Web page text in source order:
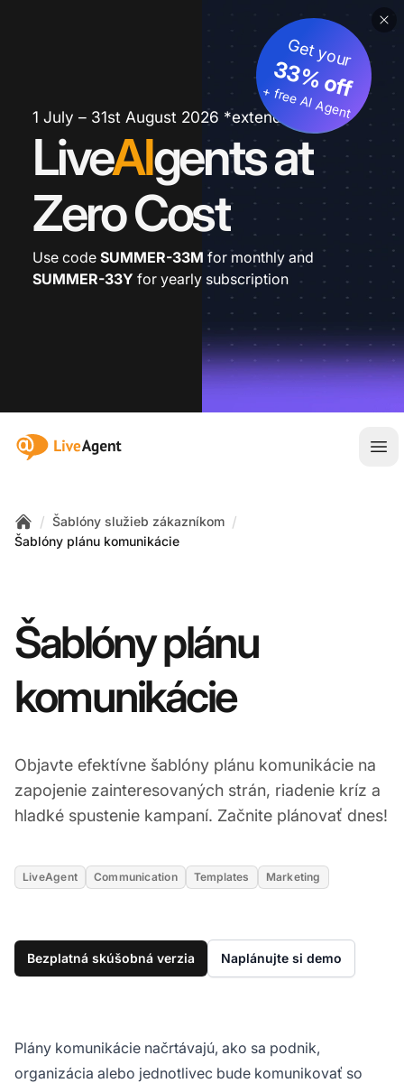
1 July – 31st August 2026 *extended
LiveAIgents at
Zero Cost
Get your
33% off
+ free AI Agent
Use code SUMMER-33M for monthly and
SUMMER-33Y for yearly subscription
:site.title
Home
/ Šablóny služieb zákazníkom /
Šablóny plánu komunikácie
Šablóny plánu
komunikácie
Objavte efektívne šablóny plánu komunikácie na
zapojenie zainteresovaných strán, riadenie kríz a
hladké spustenie kampaní. Začnite plánovať dnes!
LiveAgent Communication Templates Marketing
Bezplatná skúšobná verzia Naplánujte si demo
Plány komunikácie načrtávajú, ako sa podnik,
organizácia alebo jednotlivec bude komunikovať so